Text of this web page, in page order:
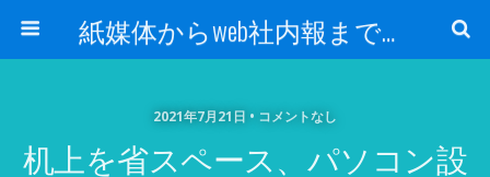
紙媒体からweb社内報まで 社内報制作会社 創言社：東京都千代田区飯田橋駅から１分
2021年7月21日 • コメントなし
机上を省スペース、パソコン設